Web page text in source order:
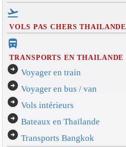
flight_takeoff
VOLS PAS CHERS THAILANDE
directions_bus_filled
TRANSPORTS EN THAILANDE
arrow_circle_right Voyager en train
arrow_circle_right Voyager en bus / van
arrow_circle_right Vols intérieurs
arrow_circle_right Bateaux en Thaïlande
arrow_circle_right Transports Bangkok